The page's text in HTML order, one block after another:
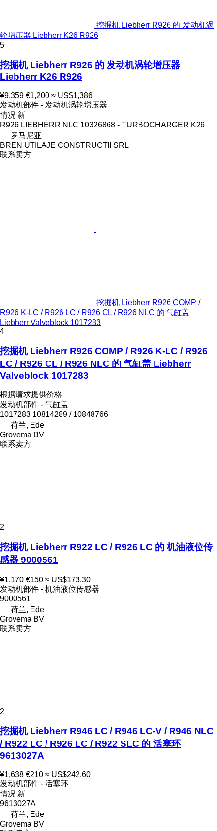
挖掘机 Liebherr R926 的 发动机涡
轮增压器 Liebherr K26 R926
5
挖掘机 Liebherr R926 的 发动机涡轮增压器
Liebherr K26 R926
¥9,359 €1,200 ≈ US$1,386
发动机部件 - 发动机涡轮增压器
情况 新
R926 LIEBHERR NLC 10326868 - TURBOCHARGER K26
罗马尼亚
BREN UTILAJE CONSTRUCTII SRL
联系卖方
挖掘机 Liebherr R926 COMP /
R926 K-LC / R926 LC / R926 CL / R926 NLC 的 气缸盖
Liebherr Valveblock 1017283
4
挖掘机 Liebherr R926 COMP / R926 K-LC / R926
LC / R926 CL / R926 NLC 的 气缸盖 Liebherr
Valveblock 1017283
根据请求提供价格
发动机部件 - 气缸盖
1017283 10814289 / 10848766
荷兰, Ede
Grovema BV
联系卖方
2
挖掘机 Liebherr R922 LC / R926 LC 的 机油液位传
感器 9000561
¥1,170 €150 ≈ US$173.30
发动机部件 - 机油液位传感器
9000561
荷兰, Ede
Grovema BV
联系卖方
2
挖掘机 Liebherr R946 LC / R946 LC-V / R946 NLC
/ R922 LC / R926 LC / R922 SLC 的 活塞环
9613027A
¥1,638 €210 ≈ US$242.60
发动机部件 - 活塞环
情况 新
9613027A
荷兰, Ede
Grovema BV